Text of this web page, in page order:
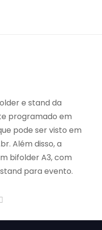
e stand da
programado em
pode ser visto em
Além disso, a
bifolder A3, com
para evento.